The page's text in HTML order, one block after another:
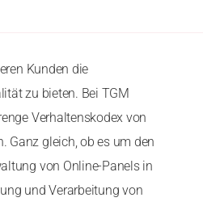
Kunden die
zu bieten. Bei TGM
Verhaltenskodex von
Ganz gleich, ob es um den
von Online-Panels in
und Verarbeitung von